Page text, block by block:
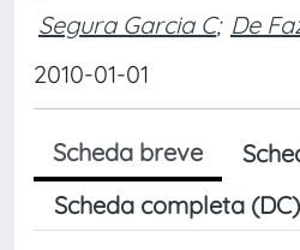
Segura Garcia C; De
2010-01-01
Scheda breve
Scheda completa (DC)